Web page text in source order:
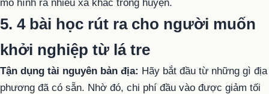
mô hình ra nhiều xã khác trong huyện.
5. 4 bài học rút ra cho người muốn
khởi nghiệp từ lá tre
Tận dụng tài nguyên bản địa: Hãy bắt đầu từ những gì địa
phương đã có sẵn. Nhờ đó, chi phí đầu vào được giảm tối